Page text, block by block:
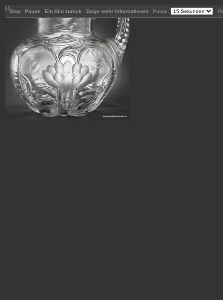
[-]
Stop Pause Ein Bild zurück Zeige mehr Informationen Pause: